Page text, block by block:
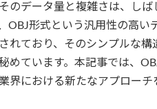
のデータ量と複雑さは、し
OBJ形式という汎用性の高
れており、そのシンプルな
めています。本記事では、
界における新たなアプローチ